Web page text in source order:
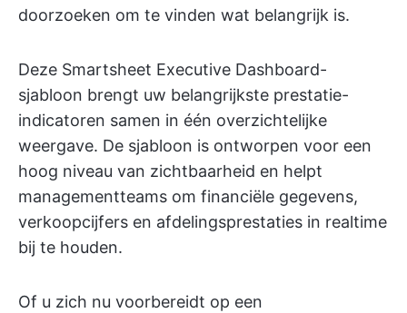
doorzoeken om te vinden wat belangrijk is.
Deze Smartsheet Executive Dashboard-
sjabloon brengt uw belangrijkste prestatie-
indicatoren samen in één overzichtelijke
weergave. De sjabloon is ontworpen voor een
hoog niveau van zichtbaarheid en helpt
managementteams om financiële gegevens,
verkoopcijfers en afdelingsprestaties in realtime
bij te houden.
Of u zich nu voorbereidt op een